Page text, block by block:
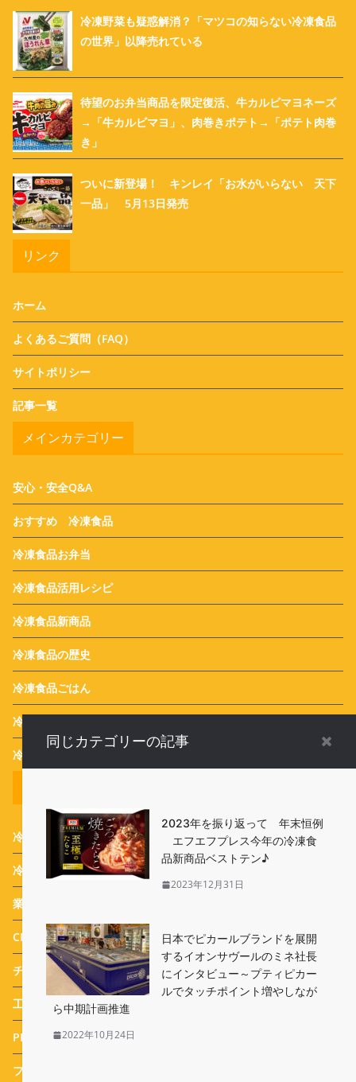
冷凍野菜も疑惑解消？「マツコの知らない冷凍食品
の世界」以降売れている
待望のお弁当商品を限定復活、牛カルビマヨネーズ
→「牛カルビマヨ」、肉巻きポテト→「ポテト肉巻
き」
ついに新登場！ キンレイ「お水がいらない 天下
一品」 5月13日発売
リンク
ホーム
よくあるご質問（FAQ）
サイトポリシー
記事一覧
メインカテゴリー
安心・安全Q&A
おすすめ 冷凍食品
冷凍食品お弁当
冷凍食品活用レシピ
冷凍食品新商品
冷凍食品の歴史
冷凍食品ごはん
冷凍食品News
冷凍食品Event
冷凍食品関連ニュース(18)
冷食活用お弁当(12)
業務用冷凍食品
CM (93)
チルド (3)
工場ルポ(3)
PR特集 (25)
フードサービス
同じカテゴリーの記事
2023年を振り返って 年末恒例
エフエフプレス今年の冷凍食
品新商品ベストテン♪
2023年12月31日
日本でピカールブランドを展開
するイオンサヴールのミネ社長
にインタビュー～プティピカー
ルでタッチポイント増やしなが
ら中期計画推進
2022年10月24日